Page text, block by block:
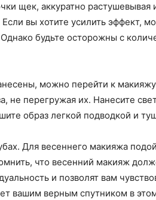
щек, аккуратно растушевывая
вы хотите усилить эффект,
будьте осторожны с
можно перейти к
не перегружая их. Нанесите
образ легкой подводкой и
Для весеннего макияжа
что весенний макияж
и позволят вам
вашим верным спутником в